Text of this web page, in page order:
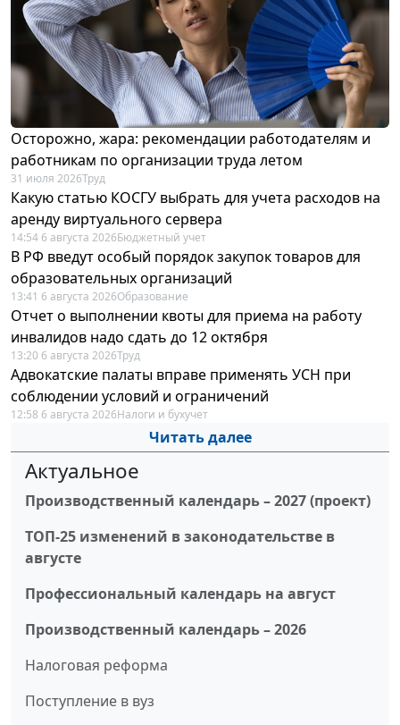
Осторожно, жара: рекомендации работодателям и
работникам по организации труда летом
31 июля 2026Труд
Какую статью КОСГУ выбрать для учета расходов на
аренду виртуального сервера
14:54 6 августа 2026Бюджетный учет
В РФ введут особый порядок закупок товаров для
образовательных организаций
13:41 6 августа 2026Образование
Отчет о выполнении квоты для приема на работу
инвалидов надо сдать до 12 октября
13:20 6 августа 2026Труд
Адвокатские палаты вправе применять УСН при
соблюдении условий и ограничений
12:58 6 августа 2026Налоги и бухучет
Читать далее
Актуальное
Производственный календарь – 2027 (проект)
ТОП-25 изменений в законодательстве в
августе
Профессиональный календарь на август
Производственный календарь – 2026
Налоговая реформа
Поступление в вуз